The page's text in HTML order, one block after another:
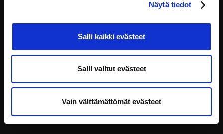
Näytä tiedot
Salli kaikki evästeet
Salli valitut evästeet
Vain välttämättömät evästeet
FAQ
Accessibility Statement for the eOppiva Service